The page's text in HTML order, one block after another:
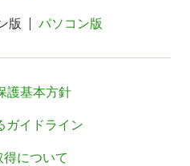
版 パソコン版
護基本方針
ガイドライン
について